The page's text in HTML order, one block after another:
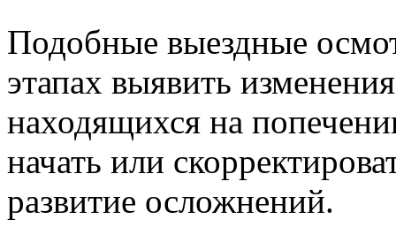
Подобные выездные
этапах выявить
находящихся на
начать или
развитие осложнений.